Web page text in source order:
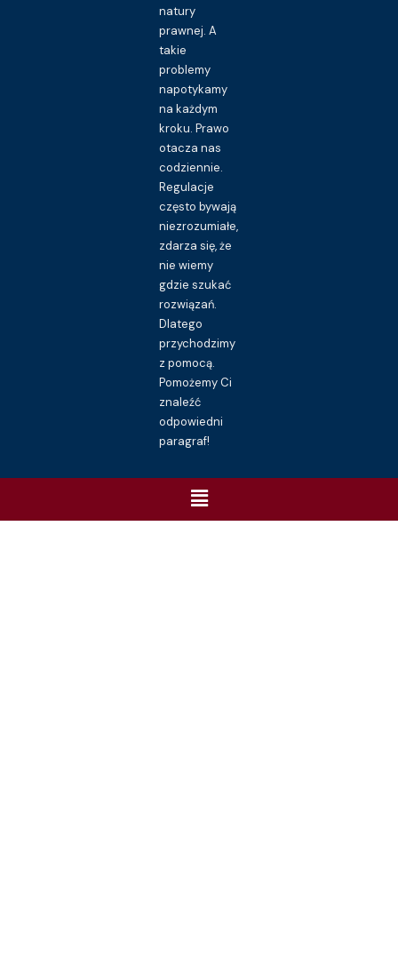
natury
prawnej. A
takie
problemy
napotykamy
na każdym
kroku. Prawo
otacza nas
codziennie.
Regulacje
często bywają
niezrozumiałe,
zdarza się, że
nie wiemy
gdzie szukać
rozwiązań.
Dlatego
przychodzimy
z pomocą.
Pomożemy Ci
znaleźć
odpowiedni
paragraf!
Menu